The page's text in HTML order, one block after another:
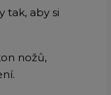
tak, aby si
nožů,